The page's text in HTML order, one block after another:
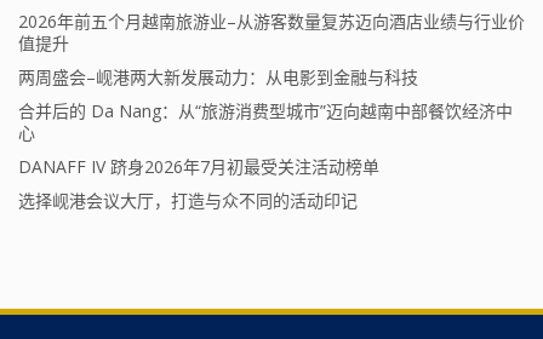
2026年前五个月越南旅游业–从游客数量复苏迈向酒店业绩与行业价
值提升
两周盛会–岘港两大新发展动力：从电影到金融与科技
合并后的 Da Nang：从“旅游消费型城市”迈向越南中部餐饮经济中
心
DANAFF IV 跻身2026年7月初最受关注活动榜单
选择岘港会议大厅，打造与众不同的活动印记